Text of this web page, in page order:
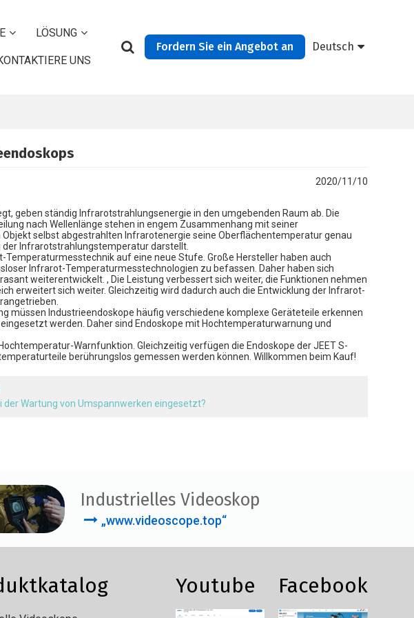
LÖSUNG
UNS
Fordern Sie ein Angebot an Deutsch
2020/11/10
geben ständig Infrarotstrahlungsenergie in den umgebenden Raum ab. Die
nach Wellenlänge stehen in engem Zusammenhang mit seiner
selbst abgestrahlten Infrarotenergie seine Oberflächentemperatur genau
der Infrarotstrahlungstemperatur darstellt.
auf eine neue Stufe. Große Hersteller haben auch
Infrarot-Temperaturmesstechnologien zu befassen. Daher haben sich
weiterentwickelt. , Die Leistung verbessert sich weiter, die Funktionen nehmen
erweitert sich weiter. Gleichzeitig wird dadurch auch die Entwicklung der Infrarot-
müssen Industrieendoskope häufig verschiedene komplexe Geräteteile erkennen
werden. Daher sind Endoskope mit Hochtemperaturwarnung und
Warnfunktion. Gleichzeitig verfügen die Endoskope der JEET S-
berührungslos gemessen werden können. Willkommen beim Kauf!
Wartung von Umspannwerken eingesetzt?
Industrielles Videoskop
„www.videoscope.top“
Youtube Facebook